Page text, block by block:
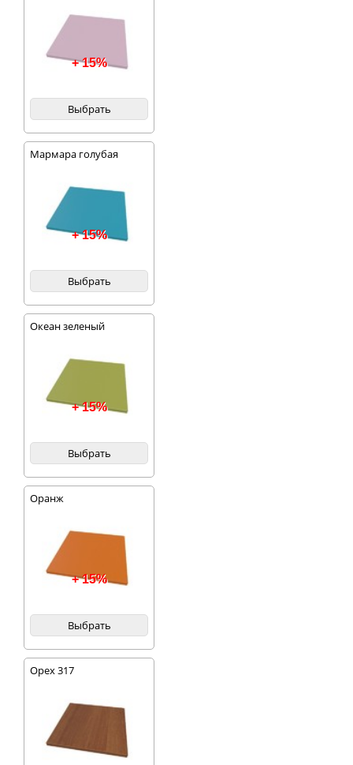
+ 15%
Выбрать
Мармара голубая
+ 15%
Выбрать
Океан зеленый
+ 15%
Выбрать
Оранж
+ 15%
Выбрать
Орех 317